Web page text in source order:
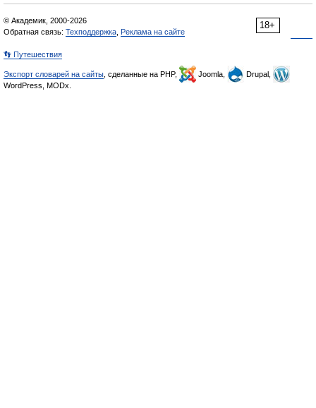
18+
© Академик, 2000-2026
Обратная связь: Техподдержка Реклама на сайте
👣 Путешествия
Экспорт словарей на сайты , сделанные на PHP, Joomla,
Drupal,
WordPress, MODx.